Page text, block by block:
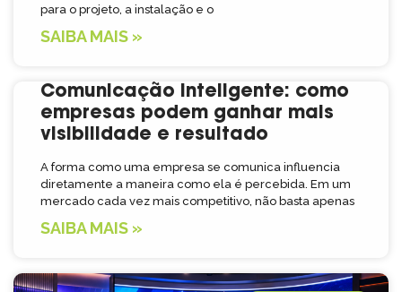
para o projeto, a instalação e o
SAIBA MAIS »
Comunicação inteligente: como
empresas podem ganhar mais
visibilidade e resultado
A forma como uma empresa se comunica influencia
diretamente a maneira como ela é percebida. Em um
mercado cada vez mais competitivo, não basta apenas
SAIBA MAIS »